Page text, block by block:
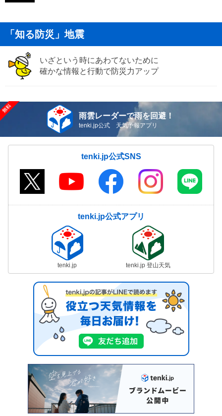
「知る防災」地震
いざという時にあわてないために
確かな情報と行動で防災力アップ
雨雲レーダーで雨を回避！
tenki.jp公式 天気予報アプリ
tenki.jp公式SNS
tenki.jp公式アプリ
tenki.jp tenki.jp 登山天気